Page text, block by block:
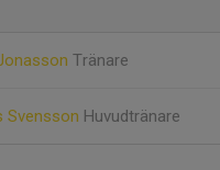
Tränare
Svensson Huvudtränare